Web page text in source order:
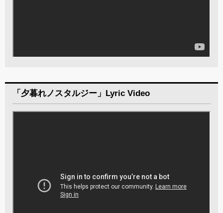
「夕暮れノスタルジー」Lyric Video